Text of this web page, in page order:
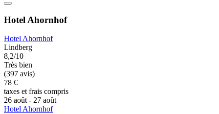
Hotel Ahornhof
Hotel Ahornhof
Lindberg
8,2/10
Très bien
(397 avis)
78 €
taxes et frais compris
26 août - 27 août
Hotel Ahornhof